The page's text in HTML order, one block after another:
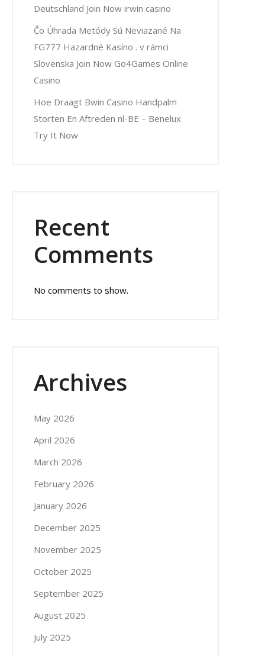
Deutschland Join Now irwin casino
Čo Úhrada Metódy Sú Neviazané Na
FG777 Hazardné Kasíno . v rámci
Slovenska Join Now Go4Games Online
Casino
Hoe Draagt Bwin Casino Handpalm
Storten En Aftreden nl-BE – Benelux
Try It Now
Recent
Comments
No comments to show.
Archives
May 2026
April 2026
March 2026
February 2026
January 2026
December 2025
November 2025
October 2025
September 2025
August 2025
July 2025